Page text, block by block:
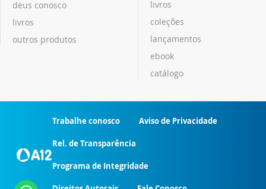
deus conosco
livros
outros produtos
livros
coleções
lançamentos
ebook
catálogo
Trabalhe conosco Aviso de Privacidade
Rel. de Transparência
Programa de Integridade